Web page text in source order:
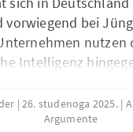
vorwiegend bei
nutzen
Intelligenz
nicht nur technische
von ChatGPT,
26. studenoga 2025.
Argumente